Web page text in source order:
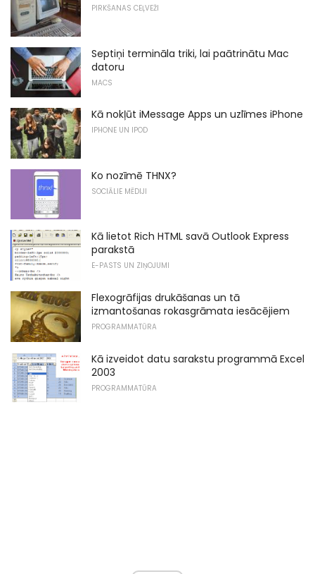
PIRKŠANAS CEĻVEŽI
Septiņi termināla triki, lai paātrinātu Mac
datoru
MACS
Kā nokļūt iMessage Apps un uzlīmes iPhone
IPHONE UN IPOD
Ko nozīmē THNX?
SOCIĀLIE MĒDIJI
Kā lietot Rich HTML savā Outlook Express
parakstā
E-PASTS UN ZIŅOJUMI
Flexogrāfijas drukāšanas un tā
izmantošanas rokasgrāmata iesācējiem
PROGRAMMATŪRA
Kā izveidot datu sarakstu programmā Excel
2003
PROGRAMMATŪRA